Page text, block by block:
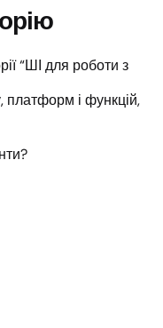
“ШІ для роботи з
платформ і функцій,